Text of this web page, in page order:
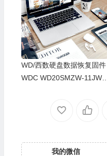
07E0U-0006004T-1816
WD/西数硬盘数据恢复固件
WDC WD20SMZW-11JW8S
我的微信